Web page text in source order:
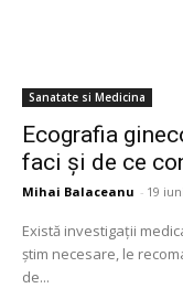
Sanatate si Medicina
Ecografia
faci și de ce
Mihai Balaceanu - 19
Există investigații
știm necesare, le
de...